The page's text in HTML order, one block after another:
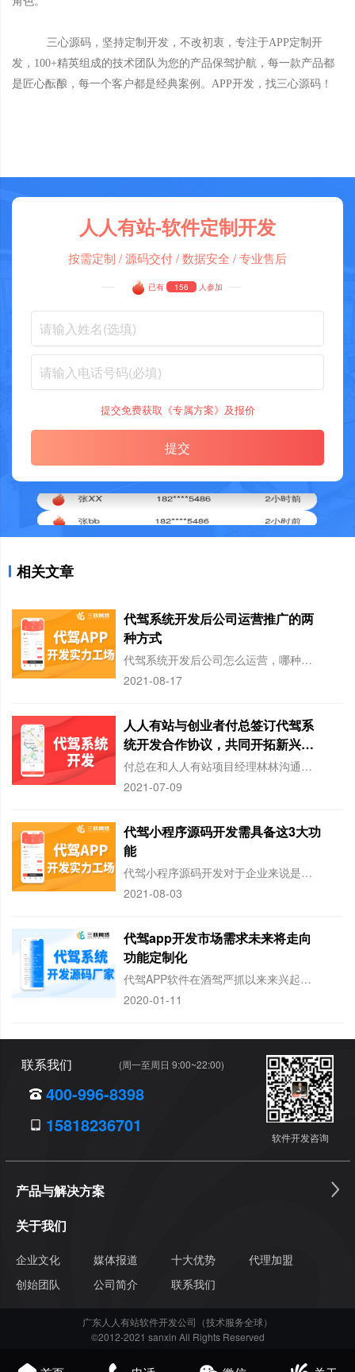
三心源码，坚持定制开发，不改初衷，专注于APP定制开
发，100+精英组成的技术团队为您的产品保驾护航，每一款产品都
是匠心酝酿，每一个客户都是经典案例。APP开发，找三心源码！
人人有站-软件定制开发
按需定制 / 源码交付 / 数据安全 / 专业售后
已有 156 人参加
提交免费获取《专属方案》及报价
提交
相关文章
代驾系统开发后公司运营推广的两
种方式
代驾系统开发后公司怎么运营，哪种模式好？这个是很多代驾公司经营中遇到的问题中，都
2021-08-17
人人有站与创业者付总签订代驾系
统开发合作协议，共同开拓新兴代
驾市场
付总在和人人有站项目经理林林沟通过需求过程中，并亲自到实地参观了公司、了解了实力
2021-07-09
代驾小程序源码开发需具备这3大功
能
代驾小程序源码开发对于企业来说是一个利好的选择，他不仅能帮助企业节省开发成本，避
2021-08-03
代驾app开发市场需求未来将走向
功能定制化
代驾APP软件在酒驾严抓以来来兴起了很多，然而代驾app开发公司却为数不多，代驾
2020-01-11
联系我们 (周一至周日 9:00~22:00)
400-996-8398
15818236701
软件开发咨询
产品与解决方案
关于我们
企业文化 媒体报道 十大优势
代理加盟
创始团队
公司简介 联系我们
广东人人有站软件开发公司（技术服务全球）
©2012-2021 sanxin All Rights Reserved